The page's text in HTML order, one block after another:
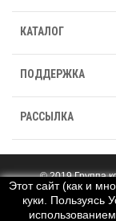
КАТАЛОГ
ПОДДЕРЖКА
РАССЫЛКА
Этот сайт (как и
куки. Пользуясь
© 2019 Группа